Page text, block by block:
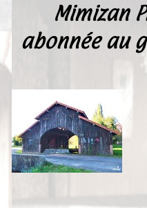
Mimizan
abonnée au